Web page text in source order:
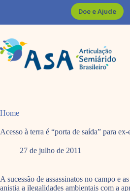
Doe e Ajude
Home
Acesso à terra é “porta de saída” para
27 de julho de 2011
A sucessão de assassinatos no campo e
anistia a ilegalidades ambientais com a